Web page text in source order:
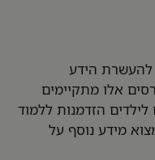
להעשרת הידע
אלו מתקיימים
הזדמנות ללמוד
מידע נוסף על